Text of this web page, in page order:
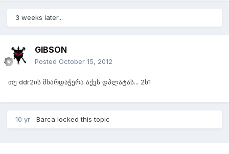
3 weeks later...
GIBSON
Posted October 15, 2012
თუ ddr2ის მხარდაჭერა აქვს დპლატას... 2ხ1
10 yr Barca locked this topic